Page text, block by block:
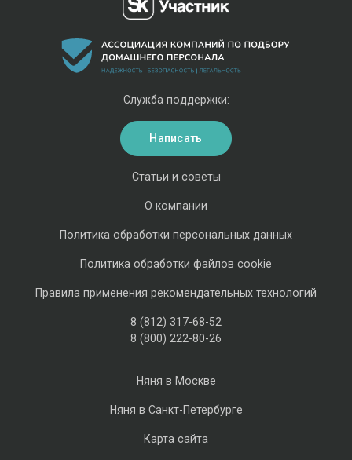
Няня в Москве
Няня в Санкт-Петербурге
Карта сайта
Статьи и советы
О компании
Политика обработки персональных данных
Политика обработки файлов cookie
Правила применения рекомендательных технологий
8 (812) 317-68-52
8 (800) 222-80-26
Служба поддержки:
Написать